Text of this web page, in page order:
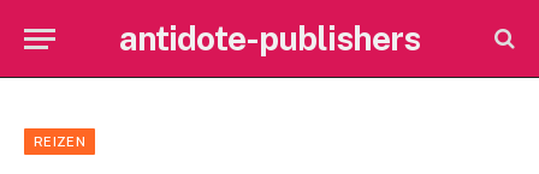
antidote-publishers
REIZEN